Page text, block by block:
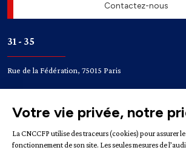
Contactez-nous
31 - 35
Rue de la Fédération, 75015 Paris
Bir-Hakeim Champ de Mars